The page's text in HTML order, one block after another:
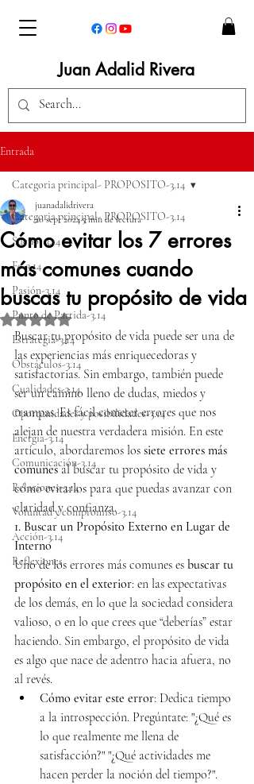
Juan Adalid Rivera
Entrada
Categoria principal- PROPOSITO-3.14
Sueño- 3.14
Fe-3.14
Pasión-3.14
Punto de Partida-3.14
Estrategia-3.14
Obstáculos-3.14
Cualidades-3.14
Oportunidades y posibilidades-3.14
Energía-3.14
Comunicación-3.14
Relaciones-3.14
Voluntad y compromiso-3.14
Acción-3.14
Reflexiones
Categoria principal- PROPOSITO-3.14
Cómo evitar los 7 errores
más comunes cuando
buscas tu propósito de vida
juanadalidrivera
20 sept 20245 min de lectura
Obtuvo NaN de 5 estrellas.
Buscar tu propósito de vida puede ser una de
las experiencias más enriquecedoras y
satisfactorias. Sin embargo, también puede
ser un camino lleno de dudas, miedos y
trampas. Es fácil cometer errores que nos
alejan de nuestra verdadera misión. En este
artículo, abordaremos los siete errores más
comunes al buscar tu propósito de vida y
cómo evitarlos para que puedas avanzar con
claridad y confianza.
1. Buscar un Propósito Externo en Lugar de
Interno
Uno de los errores más comunes es buscar tu
propósito en el exterior: en las expectativas
de los demás, en lo que la sociedad considera
valioso, o en lo que crees que “deberías” estar
haciendo. Sin embargo, el propósito de vida
es algo que nace de adentro hacia afuera, no
al revés.
Cómo evitar este error: Dedica tiempo
a la introspección. Pregúntate: "¿Qué es
lo que realmente me llena de
satisfacción?" "¿Qué actividades me
hacen perder la noción del tiempo?".